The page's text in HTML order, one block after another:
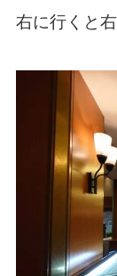
右に行くと